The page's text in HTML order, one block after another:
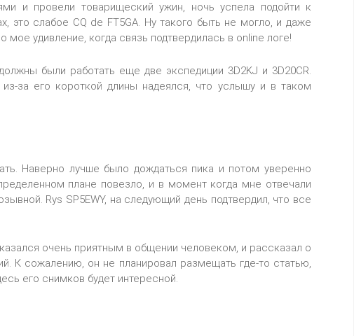
и провели товарищеский ужин, ночь успела подойти к
это слабое CQ de FT5GA. Ну такого быть не могло, и даже
удивление, когда связь подтвердилась в online логе!
были работать еще две экспедиции 3D2KJ и 3D20СR.
за его короткой длины надеялся, что услышу и в таком
Наверно лучше было дождаться пика и потом уверенно
плане повезло, и в момент когда мне отвечали
Rys SP5EWY, на следующий день подтвердил, что все
очень приятным в общении человеком, и рассказал о
К сожалению, он не планировал размещать где-то статью,
его снимков будет интересной.